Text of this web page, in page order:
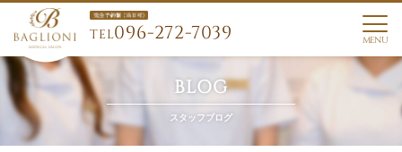
TEL096-272-7039 MENU
BLOG
スタッフブログ